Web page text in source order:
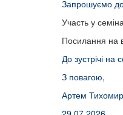
Запрошуємо до
Участь у
Посилання на
До зустрічі на
З повагою,
Артем